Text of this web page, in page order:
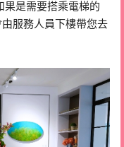
是需要搭乘電梯的
服務人員下樓帶您去